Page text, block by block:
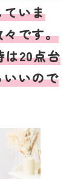
ていま
です。
は20点台
いので